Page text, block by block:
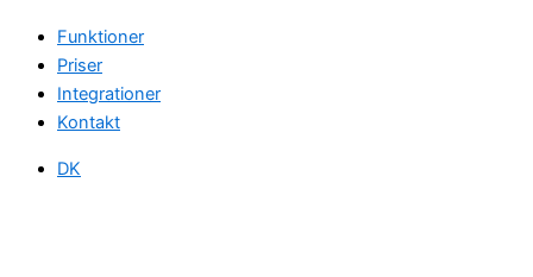
Funktioner
Priser
Integrationer
Kontakt
DK